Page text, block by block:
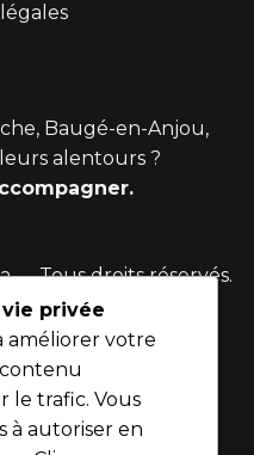
, Baugé-en-Anjou,
alentours ?
— Tous droits réservés.
par
privée
améliorer votre
le trafic. Vous
à autoriser en